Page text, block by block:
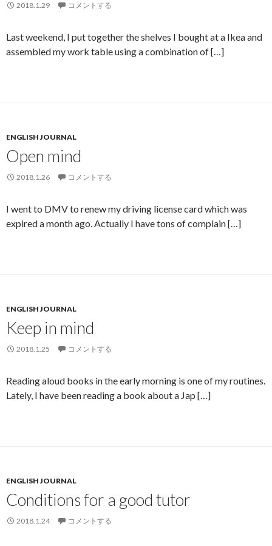
2018.1.29 コメントする
Last weekend, I put together the shelves I bought at a Ikea and
assembled my work table using a combination of […]
ENGLISH JOURNAL
Open mind
2018.1.26 コメントする
I went to DMV to renew my driving license card which was
expired a month ago. Actually I have tons of complain […]
ENGLISH JOURNAL
Keep in mind
2018.1.25 コメントする
Reading aloud books in the early morning is one of my routines.
Lately, I have been reading a book about a Jap […]
ENGLISH JOURNAL
Conditions for a good tutor
2018.1.24 コメントする